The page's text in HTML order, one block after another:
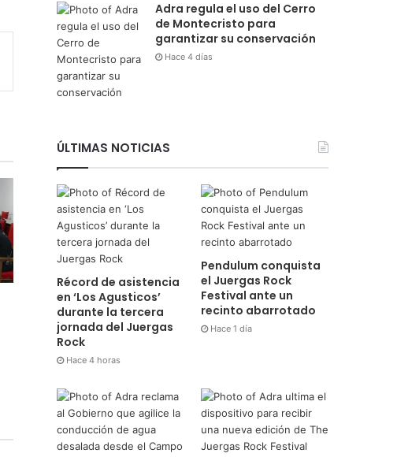
Adra regula el uso del Cerro
de Montecristo para
garantizar su conservación
Hace 4 días
ÚLTIMAS NOTICIAS
Récord de asistencia
en ‘Los Agusticos’
durante la tercera
jornada del Juergas
Rock
Hace 4 horas
Pendulum conquista
el Juergas Rock
Festival ante un
recinto abarrotado
Hace 1 día